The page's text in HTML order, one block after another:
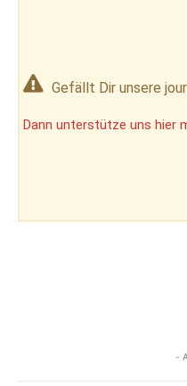
Gefällt Dir unsere
Dann unterstütze uns hier
-